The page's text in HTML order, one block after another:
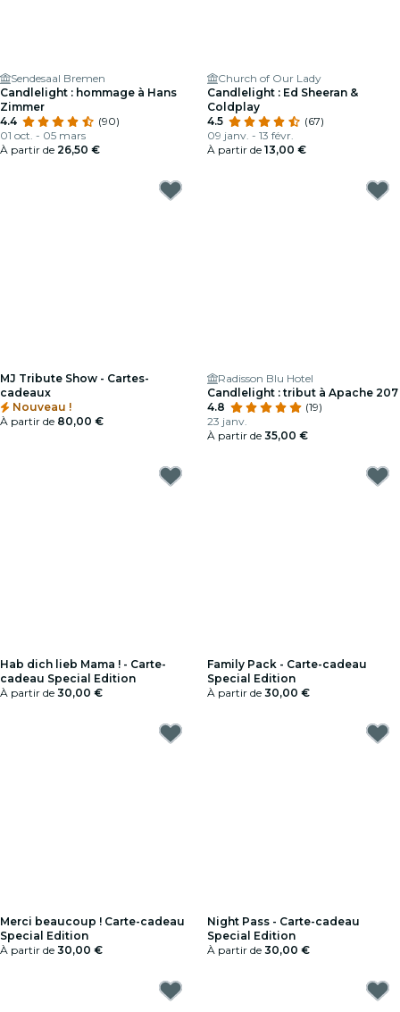
Sendesaal Bremen
Candlelight : hommage à Hans
Zimmer
4.4
(90)
01 oct. - 05 mars
À partir de 26,50 €
Church of Our Lady
Candlelight : Ed Sheeran &
Coldplay
4.5
(67)
09 janv. - 13 févr.
À partir de 13,00 €
MJ Tribute Show - Cartes-
cadeaux
Nouveau !
À partir de 80,00 €
Radisson Blu Hotel
Candlelight : tribut à Apache 207
4.8
(19)
23 janv.
À partir de 35,00 €
Hab dich lieb Mama ! - Carte-
cadeau Special Edition
À partir de 30,00 €
Family Pack - Carte-cadeau
Special Edition
À partir de 30,00 €
Merci beaucoup ! Carte-cadeau
Special Edition
À partir de 30,00 €
Night Pass - Carte-cadeau
Special Edition
À partir de 30,00 €